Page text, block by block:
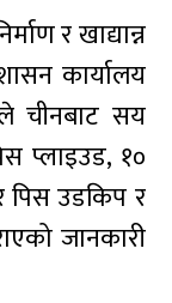
र खाद्यान्न
कार्यालय
चीनबाट सय
प्लाइउड, १०
पिस उडकिप र
जानकारी